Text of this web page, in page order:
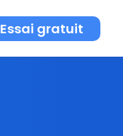
Essai gratuit